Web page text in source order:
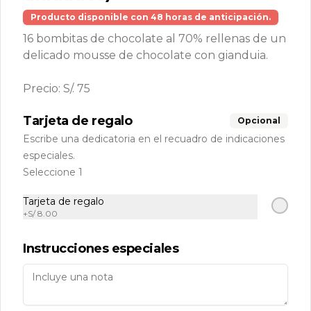
Zona delivery
RUC: 20509076945 Razón Social: Cinco Millas S.A.C
Políticas de Reparto a Domicilio
Política de privacidad
Redes sociales
Instagram
Pedir
Política de Cookies
Haga clic en Aceptar para permitir que Justo use
cookies a fin de personalizar este sitio, publicar
Producto disponible con 48 horas de anticipación.
16 bombitas de chocolate al 70% rellenas de un
delicado mousse de chocolate con gianduia.
Precio: S/. 75
Tarjeta de regalo Opcional
Escribe una dedicatoria en el recuadro de indicaciones
especiales.
Seleccione 1
Tarjeta de regalo
+S/ 8.00
Instrucciones especiales